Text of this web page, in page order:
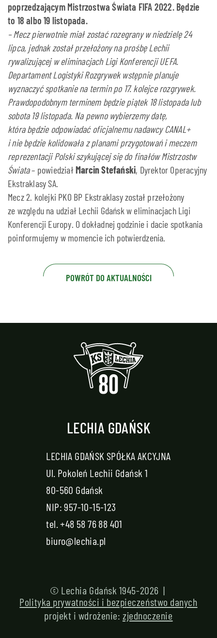
poprzedzającym Mistrzostwa Świata FIFA 2022. Będzie
to 18 albo 19 listopada.
– Mecz pierwotnie miał zostać rozegrany w niedzielę 24
lipca, jednak został przełożony na prośbę Lechii
rywalizującej w eliminacjach Ligi Konferencji UEFA.
Departament Logistyki Rozgrywek wstępnie planuje
wyznaczyć spotkanie na termin po 17. kolejce rozgrywek.
Prawdopodobnym terminem będzie piątek 18 listopada lub
sobota 19 listopada. Na pewno wybierzemy datę,
która będzie odpowiadać oficjalnemu nadawcy CANAL+
i nie będzie kolidowała z planami przygotowań i meczem
reprezentacji Polski szykującej się do finałów Mistrzostw
Świata– powiedziałMarcin Stefański, Dyrektor Operacyjny
Ekstraklasy SA.
Mecz 2. kolejki PKO BP Ekstraklasy został przełożony
ze względu na udział Lechii Gdańsk w eliminacjach Ligi
Konferencji Europy. O dokładnej godzinie i dacie spotkania
poinformujemy w momencie ich potwierdzenia.
POWRÓT DO AKTUALNOŚCI
LECHIA GDAŃSK
LECHIA GDAŃSK SPÓŁKA AKCYJNA
Ul. Pokoleń Lechii Gdańsk 1
80-560 Gdańsk
NIP: 957-10-15-123
tel.+48 58 76 88 401
biuro@lechia.pl
© Lechia Gdańsk 1945-2026 |
Polityka prywatności i bezpieczeństwo danych
projekt i wdrożenie: zjednoczenie